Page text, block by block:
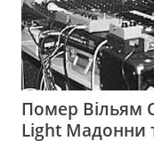
Помер Вільям
Light Мадонни